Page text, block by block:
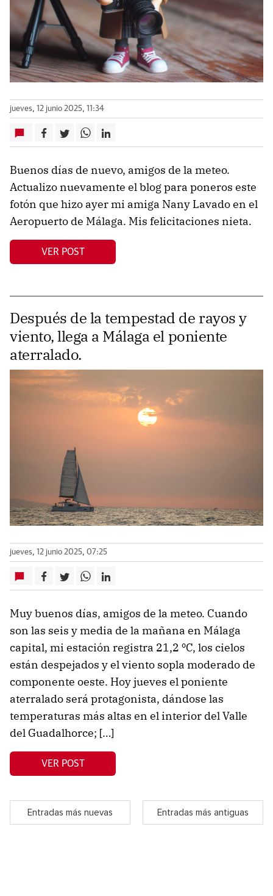
jueves, 12 junio 2025, 11:34
Buenos días de nuevo, amigos de la meteo.
Actualizo nuevamente el blog para poneros este
fotón que hizo ayer mi amiga Nany Lavado en el
Aeropuerto de Málaga. Mis felicitaciones nieta.
VER POST
Después de la tempestad de rayos y
viento, llega a Málaga el poniente
aterralado.
jueves, 12 junio 2025, 07:25
Muy buenos días, amigos de la meteo. Cuando
son las seis y media de la mañana en Málaga
capital, mi estación registra 21,2 ºC, los cielos
están despejados y el viento sopla moderado de
componente oeste. Hoy jueves el poniente
aterralado será protagonista, dándose las
temperaturas más altas en el interior del Valle
del Guadalhorce; […]
VER POST
Entradas más nuevas Entradas más antiguas